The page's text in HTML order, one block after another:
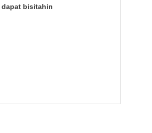
bisitahin